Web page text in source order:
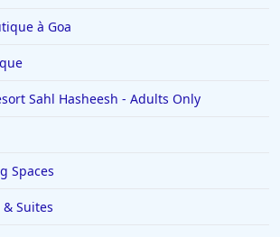
à Autrans
à Banyuls-sur-Mer
à Tregastel
à Deauville
au Tyrol
à Goa
Sahl Hasheesh - Adults Only
Spaces
Suites